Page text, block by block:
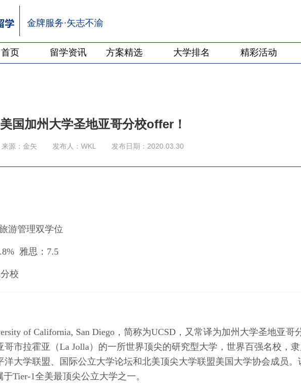
金牌服务·矢志不渝
首页 留学资讯 方案精选 大学排名 精彩活动
美国加州大学圣地亚哥分校offer！
来源：金矢 发布人：WKL 发布日期：2020.03.30
游管理双学位
雅思：7.5
校
of California, San Diego，简称为UCSD，又常译为加州大学圣地亚哥
市拉霍亚（La Jolla）的一所世界顶尖的研究型大学，世界百强名校，
大学联盟、国际公立大学论坛和北美顶尖大学联盟美国大学协会成员。
Tier-1全美最顶尖公立大学之一。